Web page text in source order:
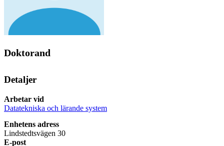
Doktorand
Detaljer
Arbetar vid
Datatekniska och lärande system
Enhetens adress
Lindstedtsvägen 30
E-post